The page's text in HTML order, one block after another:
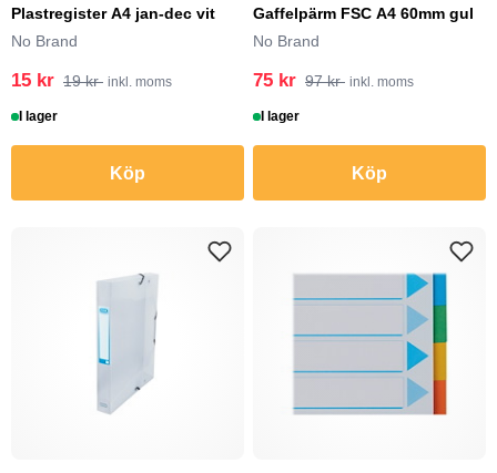
Plastregister A4 jan-dec vit
No Brand
15 kr 19 kr inkl. moms
I lager
Köp
Gaffelpärm FSC A4 60mm gul
No Brand
75 kr 97 kr inkl. moms
I lager
Köp